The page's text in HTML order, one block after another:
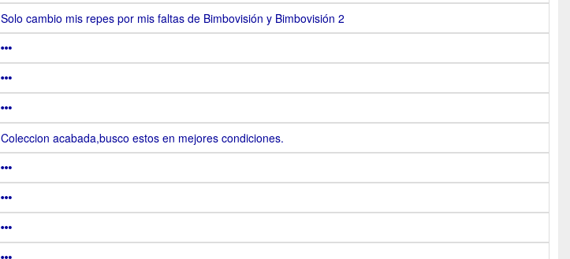
Solo cambio mis repes por mis faltas de Bimbovisión y Bimbovisión 2
Coleccion acabada,busco estos en mejores condiciones.